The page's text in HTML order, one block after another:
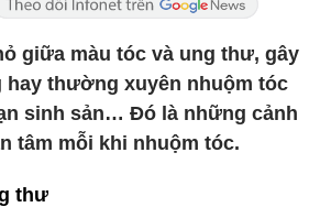
giữa màu tóc và ung thư, gây
hay thường xuyên nhuộm tóc
sinh sản… Đó là những cảnh
tâm mỗi khi nhuộm tóc.
thư